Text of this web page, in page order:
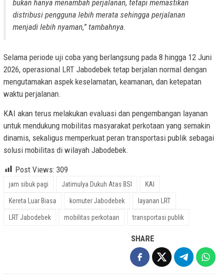
bukan hanya menambah perjalanan, tetapi memastikan
distribusi pengguna lebih merata sehingga perjalanan
menjadi lebih nyaman,” tambahnya.
Selama periode uji coba yang berlangsung pada 8 hingga 12 Juni
2026, operasional LRT Jabodebek tetap berjalan normal dengan
mengutamakan aspek keselamatan, keamanan, dan ketepatan
waktu perjalanan.
KAI akan terus melakukan evaluasi dan pengembangan layanan
untuk mendukung mobilitas masyarakat perkotaan yang semakin
dinamis, sekaligus memperkuat peran transportasi publik sebagai
solusi mobilitas di wilayah Jabodebek.
Post Views: 309
jam sibuk pagi Jatimulya Dukuh Atas BSI KAI
Kereta Luar Biasa komuter Jabodebek layanan LRT
LRT Jabodebek mobilitas perkotaan transportasi publik
SHARE